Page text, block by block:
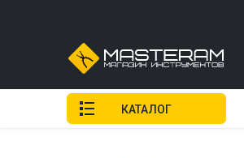
КАТАЛОГ